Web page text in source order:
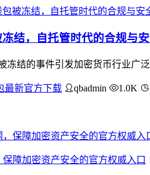
结，自托管时代的合规与
冻结的事件引发加密货币行业广
最新官方下载 qbadmin 1.0K
保障加密资产安全的官方权威入口